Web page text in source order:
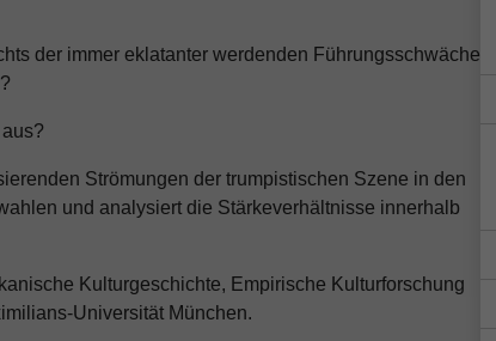
der immer eklatanter werdenden Führungsschwäche
Strömungen der trumpistischen Szene in den
und analysiert die Stärkeverhältnisse innerhalb
Kulturgeschichte, Empirische Kulturforschung
Universität München.